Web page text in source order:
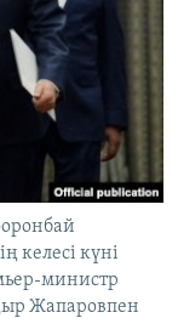
келесі күні
министр
Жапаровпен